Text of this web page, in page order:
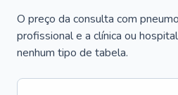
O preço da consulta com
profissional e a clínica ou
nenhum tipo de tabela.